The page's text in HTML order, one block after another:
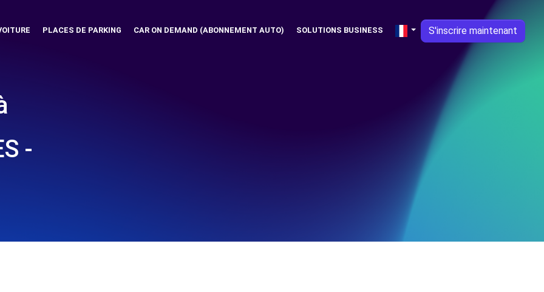
PLACES DE PARKING CAR ON DEMAND (ABONNEMENT AUTO) SOLUTIONS BUSINESS S'inscrire maintenant
-